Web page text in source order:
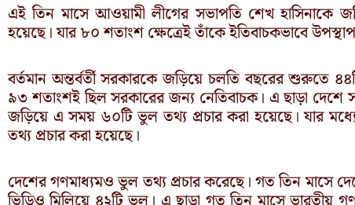
এই তিন মাসে আওয়ামী লীগের সভাপতি শেখ হাসিনাকে
হয়েছে। যার ৮০ শতাংশ ক্ষেত্রেই তাঁকে ইতিবাচকভাবে
বর্তমান অন্তর্বর্তী সরকারকে জড়িয়ে চলতি বছরের শুরুতে
৯৩ শতাংশই ছিল সরকারের জন্য নেতিবাচক। এ ছাড়া দেশে
জড়িয়ে এ সময় ৬০টি ভুল তথ্য প্রচার করা হয়েছে। যার
তথ্য প্রচার করা হয়েছে।
দেশের গণমাধ্যমও ভুল তথ্য প্রচার করেছে। গত তিন মাসে